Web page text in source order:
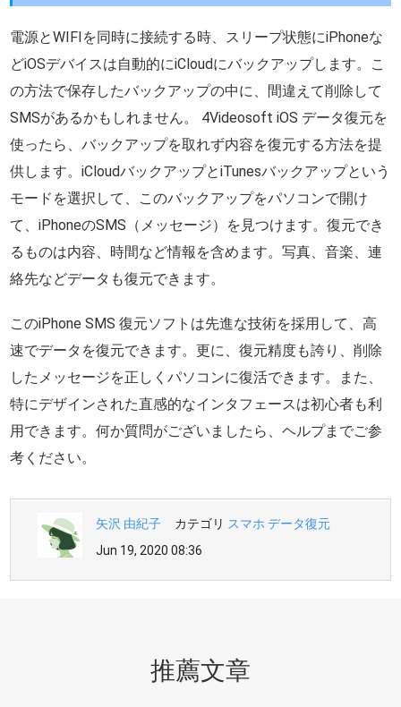
電源とWIFIを同時に接続する時、スリープ状態にiPhoneな
どiOSデバイスは自動的にiCloudにバックアップします。こ
の方法で保存したバックアップの中に、間違えて削除して
SMSがあるかもしれません。 4Videosoft iOS データ復元を
使ったら、バックアップを取れず内容を復元する方法を提
供します。iCloudバックアップとiTunesバックアップという
モードを選択して、このバックアップをパソコンで開け
て、iPhoneのSMS（メッセージ）を見つけます。復元でき
るものは内容、時間など情報を含めます。写真、音楽、連
絡先などデータも復元できます。
このiPhone SMS 復元ソフトは先進な技術を採用して、高
速でデータを復元できます。更に、復元精度も誇り、削除
したメッセージを正しくパソコンに復活できます。また、
特にデザインされた直感的なインタフェースは初心者も利
用できます。何か質問がございましたら、ヘルプまでご参
考ください。
矢沢 由紀子 カテゴリ スマホ データ復元
Jun 19, 2020 08:36
推薦文章